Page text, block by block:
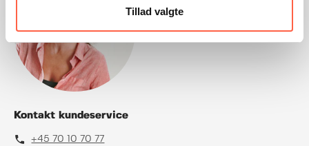
Tillad valgte
Kontakt kundeservice
phone +45 70 10 70 77